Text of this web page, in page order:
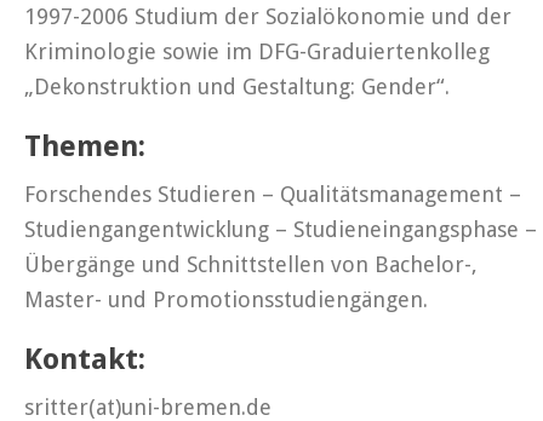
1997-2006 Studium der Sozialökonomie und der
Kriminologie sowie im DFG-Graduiertenkolleg
„Dekonstruktion und Gestaltung: Gender“.
Themen:
Forschendes Studieren – Qualitätsmanagement –
Studiengangentwicklung – Studieneingangsphase –
Übergänge und Schnittstellen von Bachelor-,
Master- und Promotionsstudiengängen.
Kontakt:
sritter(at)uni-bremen.de